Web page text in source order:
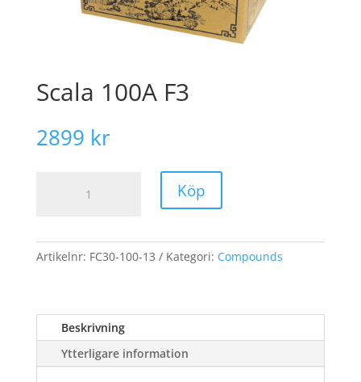
Scala 100A F3
2899 kr
Köp
Artikelnr: FC30-100-13 Kategori: Compounds
Beskrivning
Ytterligare information